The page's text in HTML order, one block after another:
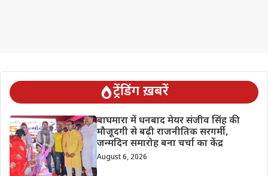
ट्रेंडिंग ख़बरें
बाघमारा में धनबाद मेयर संजीव सिंह की
मौजूदगी से बढ़ी राजनीतिक सरगर्मी,
जन्मदिन समारोह बना चर्चा का केंद्र
August 6, 2026